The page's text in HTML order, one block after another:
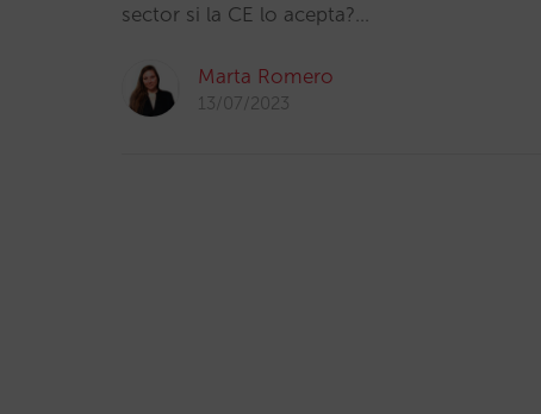
sector si la CE lo acepta?…
Marta Romero
13/07/2023